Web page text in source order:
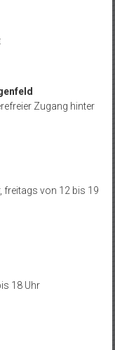
Zugang hinter
freitags von 12 bis 19
18 Uhr